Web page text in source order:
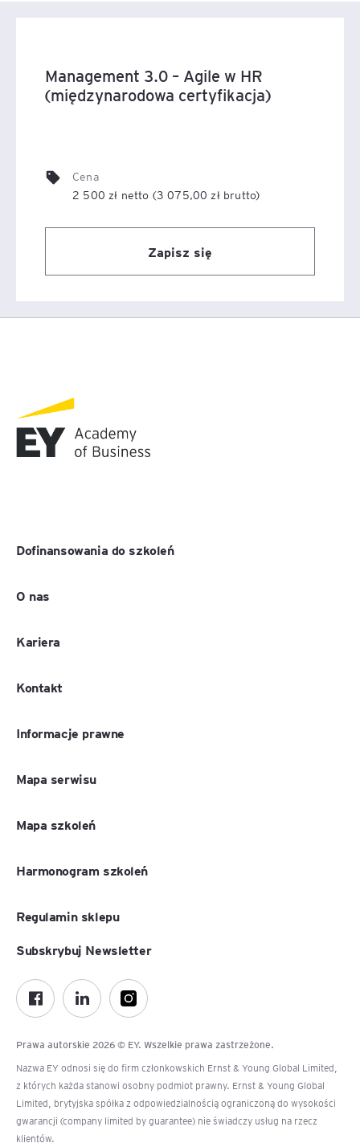
Management 3.0 – Agile w HR
(międzynarodowa certyfikacja)
Cena
2 500 zł netto (3 075,00 zł brutto)
Zapisz się
Dofinansowania do szkoleń
O nas
Kariera
Kontakt
Informacje prawne
Mapa serwisu
Mapa szkoleń
Harmonogram szkoleń
Regulamin sklepu
Prawa autorskie 2026 © EY. Wszelkie prawa zastrzeżone.
Nazwa EY odnosi się do firm członkowskich Ernst & Young Global Limited,
z których każda stanowi osobny podmiot prawny. Ernst & Young Global
Limited, brytyjska spółka z odpowiedzialnością ograniczoną do wysokości
gwarancji (company limited by guarantee) nie świadczy usług na rzecz
klientów.
Subskrybuj Newsletter